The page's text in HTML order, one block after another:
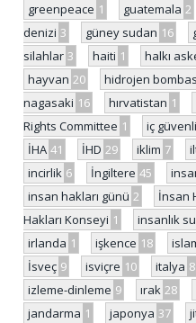
greenpeace 1 guatemala 2
denizi 3 güney sudan 16
silahlar 3 haiti 1 halkı
hayvan 20 hidrojen
nagasaki 16 hırvatistan 1
Rights Committee 1 iç
İHA 41 İHD 29 iklim 7
incirlik 6 İngiltere 45
insan hakları günü 2 İnsan
Hakları Konseyi 1 insanlık
irlanda 1 işkence 18
İsveç 9 isviçre 10 italya 8
izleme-dinleme 9 ırak 28
jandarma 1 japonya 37